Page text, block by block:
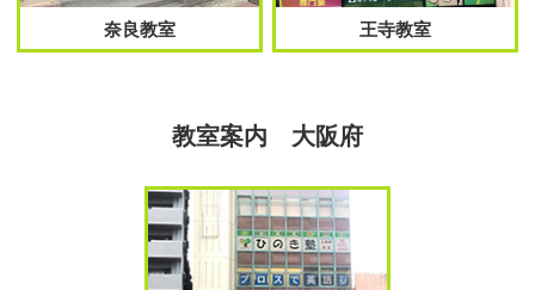
奈良教室 王寺教室
教室案内 大阪府